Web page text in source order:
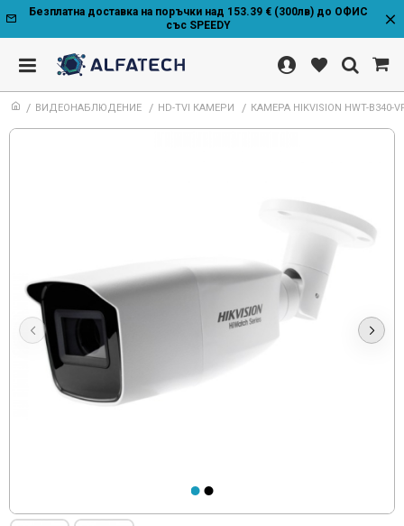
Безплатна доставка на поръчки над 153.39 € (300лв) до ОФИС
със SPEEDY
ВИДЕОНАБЛЮДЕНИЕ HD-TVI КАМЕРИ КАМЕРА HIKVISION HWT-B340-